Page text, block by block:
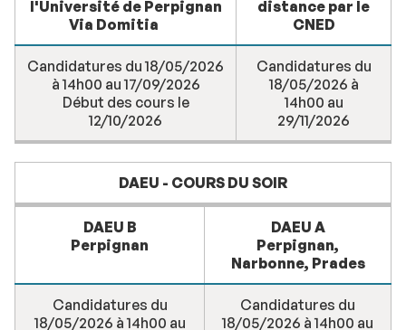
l'Université de Perpignan
Via Domitia
distance par le
CNED
Candidatures du 18/05/2026
à 14h00 au 17/09/2026
Début des cours le
12/10/2026
Candidatures du
18/05/2026 à
14h00 au
29/11/2026
DAEU - COURS DU SOIR
DAEU B
Perpignan
DAEU A
Perpignan,
Narbonne, Prades
Candidatures du
18/05/2026 à 14h00 au
Candidatures du
18/05/2026 à 14h00 au